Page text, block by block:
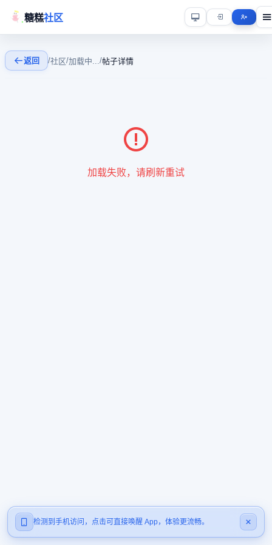
糖糕社区
检测到手机访问，点击可直接唤醒 App，体验更流畅。
返回 /社区/加载中.../帖子详情
加载失败，请刷新重试